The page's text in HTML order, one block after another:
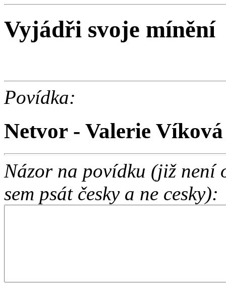
Vyjádři svoje mínění
Povídka:
Netvor - Valerie Víková
Názor na povídku (již není
sem psát česky a ne cesky):